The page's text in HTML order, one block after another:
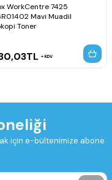
WorkCentre 7425
Mavi Muadil
Toner
TL KDV
için e-bültenimize abone